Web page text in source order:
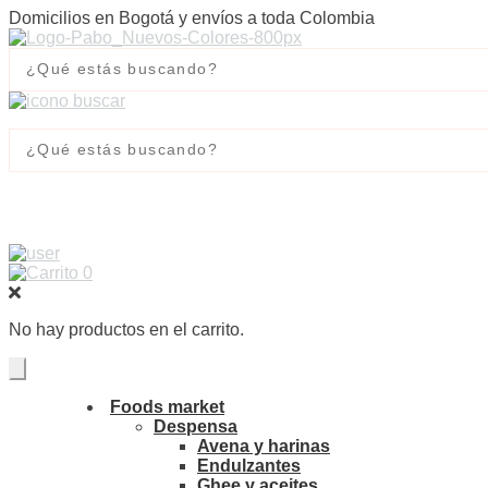
Domicilios en Bogotá y envíos a toda Colombia
0
No hay productos en el carrito.
Foods market
Despensa
Avena y harinas
Endulzantes